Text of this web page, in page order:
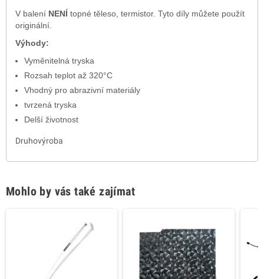
V balení NENÍ topné těleso, termistor. Tyto díly můžete použít
originální.
Výhody:
Vyměnitelná tryska
Rozsah teplot až 320°C
Vhodný pro abrazivní materiály
tvrzená tryska
Delší životnost
Druhovýroba
Mohlo by vás také zajímat